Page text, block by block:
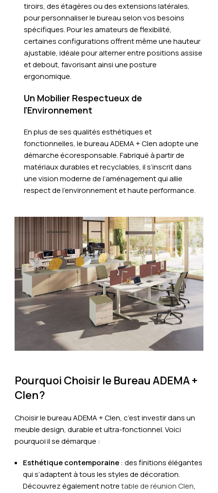
tiroirs, des étagères ou des extensions latérales,
pour personnaliser le bureau selon vos besoins
spécifiques. Pour les amateurs de flexibilité,
certaines configurations offrent même une hauteur
ajustable, idéale pour alterner entre positions assise
et debout, favorisant ainsi une posture
ergonomique.
Un Mobilier Respectueux de
l’Environnement
En plus de ses qualités esthétiques et
fonctionnelles, le bureau ADEMA + Clen adopte une
démarche écoresponsable. Fabriqué à partir de
matériaux durables et recyclables, il s’inscrit dans
une vision moderne de l’aménagement qui allie
respect de l’environnement et haute performance.
Pourquoi Choisir le Bureau ADEMA +
Clen ?
Choisir le bureau ADEMA + Clen, c’est investir dans un
meuble design, durable et ultra-fonctionnel. Voici
pourquoi il se démarque :
Esthétique contemporaine: des finitions élégantes
qui s’adaptent à tous les styles de décoration.
Découvrez également notretable de réunion Clen,